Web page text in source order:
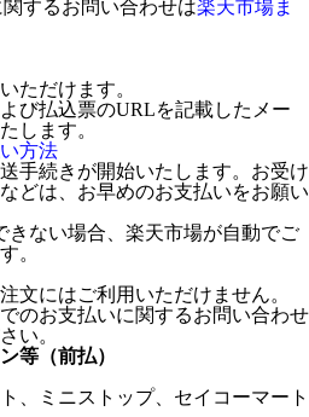
するお問い合わせは楽天市場ま
ただけます。
び払込票のURLを記載したメー
します。
方法
手続きが開始いたします。お受け
どは、お早めのお支払いをお願い
きない場合、楽天市場が自動でご
。
文にはご利用いただけません。
のお支払いに関するお問い合わせ
い。
等（前払）
、ミニストップ、セイコーマート